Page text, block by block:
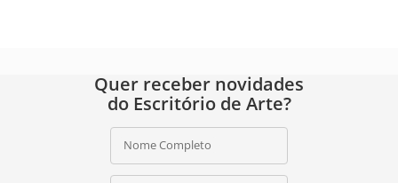
Quer receber novidades
do Escritório de Arte?
Nome Completo